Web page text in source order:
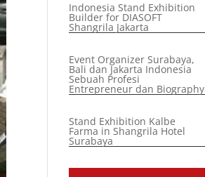
Indonesia Stand Exhibition
Builder for DIASOFT
Shangrila Jakarta
Event Organizer Surabaya,
Bali dan Jakarta Indonesia
Sebuah Profesi
Entrepreneur dan Biography
Stand Exhibition Kalbe
Farma in Shangrila Hotel
Surabaya